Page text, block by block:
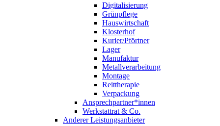
Digitalisierung
Grünpflege
Hauswirtschaft
Klosterhof
Kurier/Pförtner
Lager
Manufaktur
Metallverarbeitung
Montage
Reittherapie
Verpackung
Ansprechpartner*innen
Werkstattrat & Co.
Anderer Leistungsanbieter